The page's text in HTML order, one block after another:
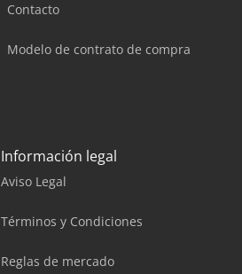
Contacto
Modelo de contrato de compra
Información legal
Aviso Legal
Términos y Condiciones
Reglas de mercado